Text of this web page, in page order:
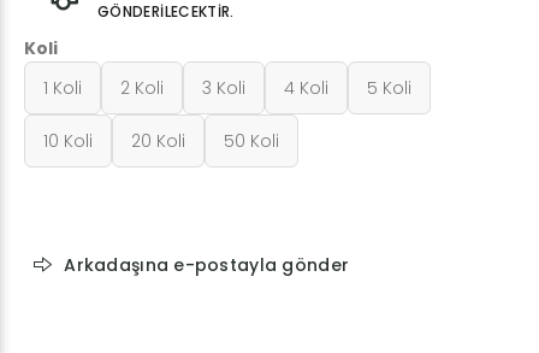
GÖNDERİLECEKTİR.
Koli
1 Koli
2 Koli 3 Koli 4 Koli 5 Koli
10 Koli 20 Koli 50 Koli
Arkadaşına e-postayla gönder